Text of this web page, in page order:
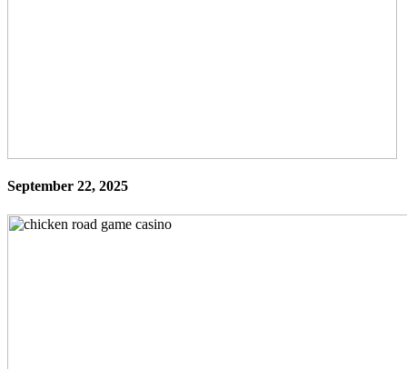
September 22, 2025